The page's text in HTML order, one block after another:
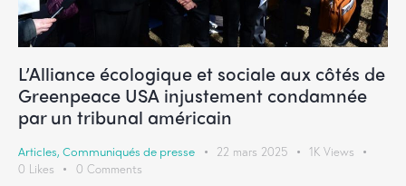
L’Alliance écologique et sociale aux côtés de
Greenpeace USA injustement condamnée
par un tribunal américain
Articles, Communiqués de presse 22 mars 2025 1K Views
0 Likes 0 Comments